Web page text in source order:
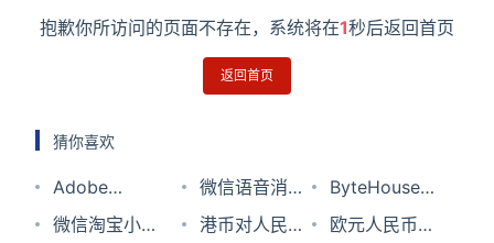
抱歉你所访问的页面不存在，系统将在1秒后返回首页
返回首页
猜你喜欢
Adobe
Photoshop
微信语音消息
可倍速播放 客
ByteHouse火
山引擎基于
微信淘宝小红
港币对人民币
欧元人民币汇